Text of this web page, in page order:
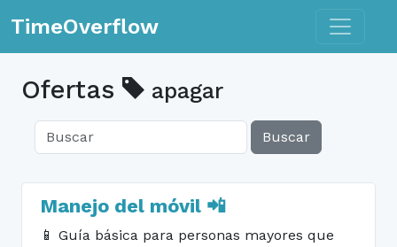
TimeOverflow Toggle
Ofertas apagar
Buscar
Manejo del móvil 📲
📱 Guía básica para personas mayores que